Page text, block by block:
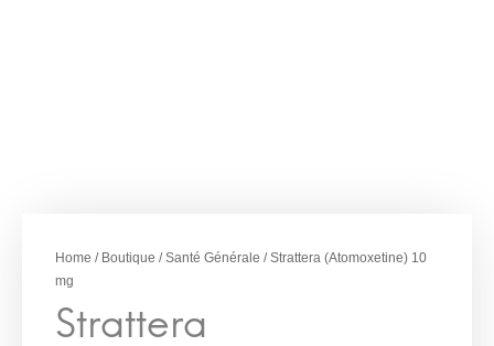
Home / Boutique /Santé Générale / Strattera (Atomoxetine) 10
mg